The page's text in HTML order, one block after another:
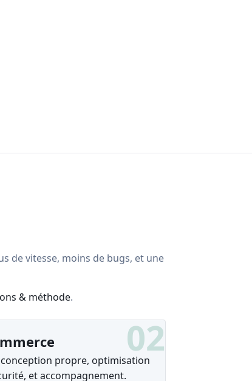
de vitesse, moins de bugs, et une
& méthode.
02
propre, optimisation
et accompagnement.